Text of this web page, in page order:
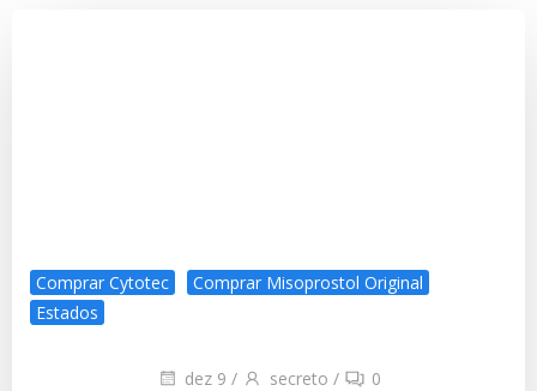
Comprar Cytotec
Comprar Misoprostol Original
Estados
dez 9 / secreto / 0